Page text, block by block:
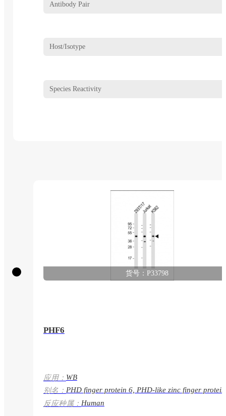
Antibody Pair
Host/Isotype
Species Reactivity
货号：P33798
PHF6
应用： WB
别名： PHD finger protein 6, PHD-like zinc finger
PHF6, CENP-31, KIAA1823
反应种属： Human